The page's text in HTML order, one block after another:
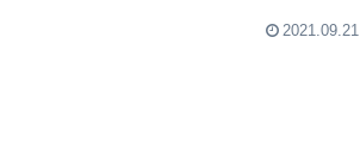
2021.09.21